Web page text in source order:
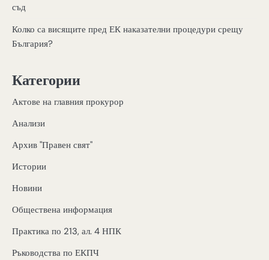
съд
Колко са висящите пред ЕК наказателни процедури срещу
България?
Категории
Актове на главния прокурор
Анализи
Архив "Правен свят"
Истории
Новини
Обществена информация
Практика по 213, ал. 4 НПК
Ръководства по ЕКПЧ